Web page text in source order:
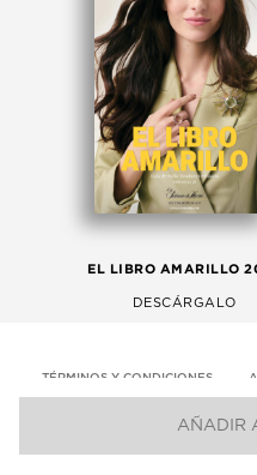
AÑADIR
EL LIBRO AMARILLO
DESCÁRGALO
TÉRMINOS Y CONDICIONES